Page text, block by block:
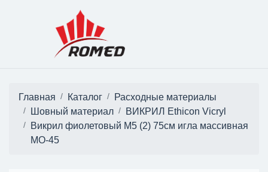
Главная Каталог
Расходные материалы
Шовный материал
ВИКРИЛ Ethicon Vicryl
Викрил фиолетовый M5 (2) 75см игла массивная
MO-45